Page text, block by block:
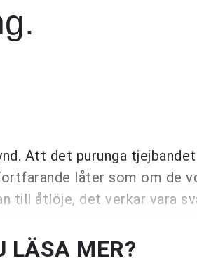
Att det purunga
låter som om de
till åtlöje, det verkar vara
LÄSA MER?